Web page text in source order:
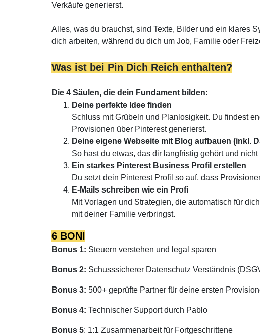
Verkäufe generierst.
Alles, was du brauchst, sind Texte, Bilder und ein klares
dich arbeiten, während du dich um Job, Familie oder
Was ist bei Pin Dich Reich enthalten?
Die 4 Säulen, die dein Fundament bilden:
Deine perfekte Idee finden
Schluss mit Grübeln und Planlosigkeit. Du findest
Provisionen über Pinterest generierst.
Deine eigene Webseite mit Blog aufbauen (inkl.
So hast du etwas, das dir langfristig gehört und
Ein starkes Pinterest Business Profil erstellen
Du setzt dein Pinterest Profil so auf, dass
E-Mails schreiben wie ein Profi
Mit Vorlagen und Strategien, die automatisch für
mit deiner Familie verbringst.
6 BONI
Bonus 1: Steuern verstehen und legal sparen
Bonus 2: Schusssicherer Datenschutz Verständnis
Bonus 3: 500+ geprüfte Partner für deine ersten
Bonus 4: Technischer Support durch Pablo
Bonus 5: 1:1 Zusammenarbeit für Fortgeschrittene